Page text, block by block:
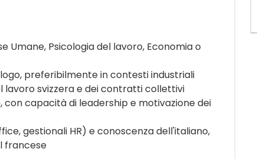
Umane, Psicologia del lavoro, Economia o
preferibilmente in contesti industriali
lavoro svizzera e dei contratti collettivi
capacità di leadership e motivazione dei
gestionali HR) e conoscenza dell'italiano,
francese